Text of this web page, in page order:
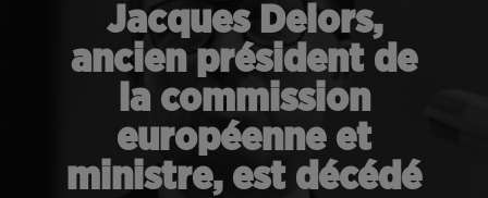
Jacques Delors,
ancien président de
la commission
européenne et
ministre, est décédé